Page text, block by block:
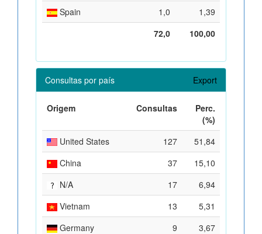
Spain
1,0
1,39
72,0
100,00
Consultas por país Export
Origem Consultas
Perc.
(%)
United States
127
51,84
China
37
15,10
N/A
17
6,94
Vietnam
13
5,31
Germany
9
3,67